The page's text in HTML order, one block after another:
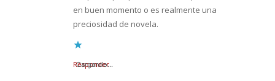
en buen momento o es realmente una
preciosidad de novela.
Cargando...
Responder